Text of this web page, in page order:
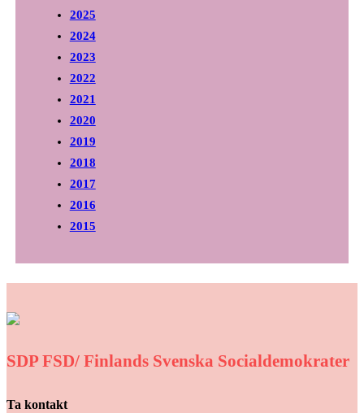
2025
2024
2023
2022
2021
2020
2019
2018
2017
2016
2015
SDP FSD/ Finlands Svenska Socialdemokrater
Ta kontakt